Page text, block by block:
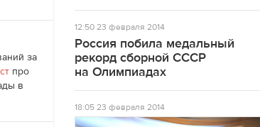
за
про
в
12:5023 февраля 2014
Россия побила медальный
рекорд сборной СССР
на Олимпиадах
18:0523 февраля 2014